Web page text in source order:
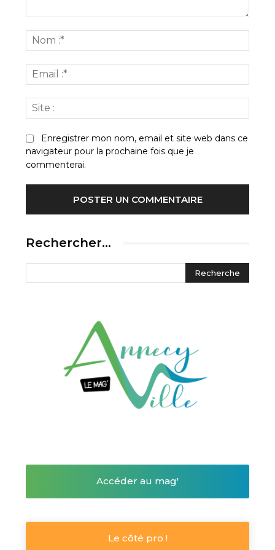
:*
:*
:
Enregistrer mon nom, email et site web dans ce
navigateur pour la prochaine fois que je
commenterai.
Rechercher…
Accéder au mag'
Le côté pro !